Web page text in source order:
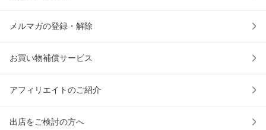
メルマガの登録・解除
お買い物補償サービス
アフィリエイトのご紹介
出店をご検討の方へ